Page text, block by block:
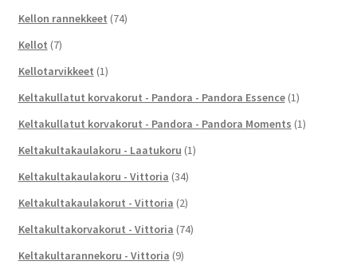
Kellon rannekkeet (74)
Kellot (7)
Kellotarvikkeet (1)
Keltakullatut korvakorut - Pandora - Pandora Essence (1)
Keltakullatut korvakorut - Pandora - Pandora Moments (1)
Keltakultakaulakoru - Laatukoru (1)
Keltakultakaulakoru - Vittoria (34)
Keltakultakaulakorut - Vittoria (2)
Keltakultakorvakorut - Vittoria (74)
Keltakultarannekoru - Vittoria (9)